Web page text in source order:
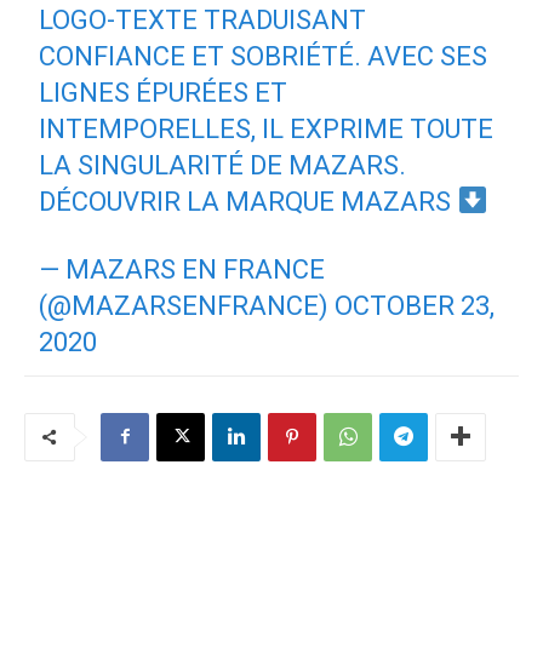
LOGO-TEXTE TRADUISANT
CONFIANCE ET SOBRIÉTÉ. AVEC SES
LIGNES ÉPURÉES ET
INTEMPORELLES, IL EXPRIME TOUTE
LA SINGULARITÉ DE MAZARS.
DÉCOUVRIR LA MARQUE MAZARS
— MAZARS EN FRANCE
(@MAZARSENFRANCE) OCTOBER 23,
2020